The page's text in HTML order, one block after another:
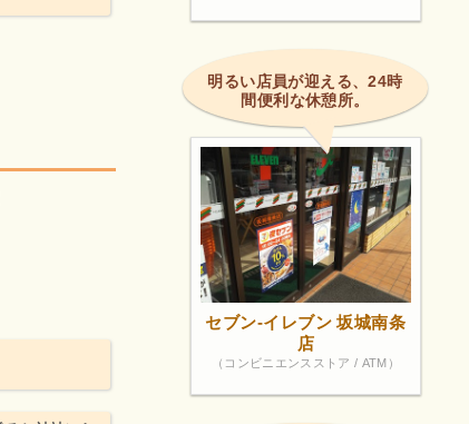
明るい店員が迎える、24時
間便利な休憩所。
セブン-イレブン 坂城南条
店
（コンビニエンスストア / ATM）